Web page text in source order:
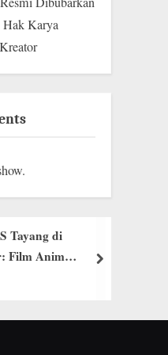
Hak Karya
13 Anime Paling
Ditonton : Demon
Franchise
next